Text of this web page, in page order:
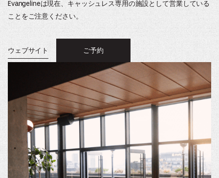
Evangelineは現在、キャッシュレス専用の施設として営業している
ことをご注意ください。
ウェブサイト
OPENS
IN
ご予約
い
ウ
ィ
ン
ウ
が
開